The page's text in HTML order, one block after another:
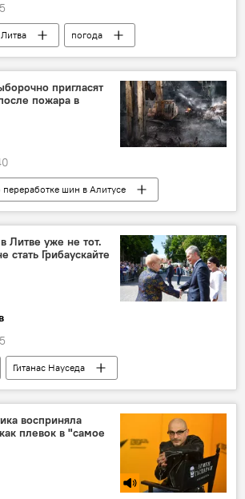
Литва
погода
погоды
пригласят
пожара в
шин в Алитусе
Литва
пожар
Литве уже не тот.
стать Грибаускайте
Гитанас Науседа
Литва
восприняла
плевок в "самое